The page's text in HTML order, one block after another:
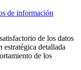
de información
de los datos
detallada
de los